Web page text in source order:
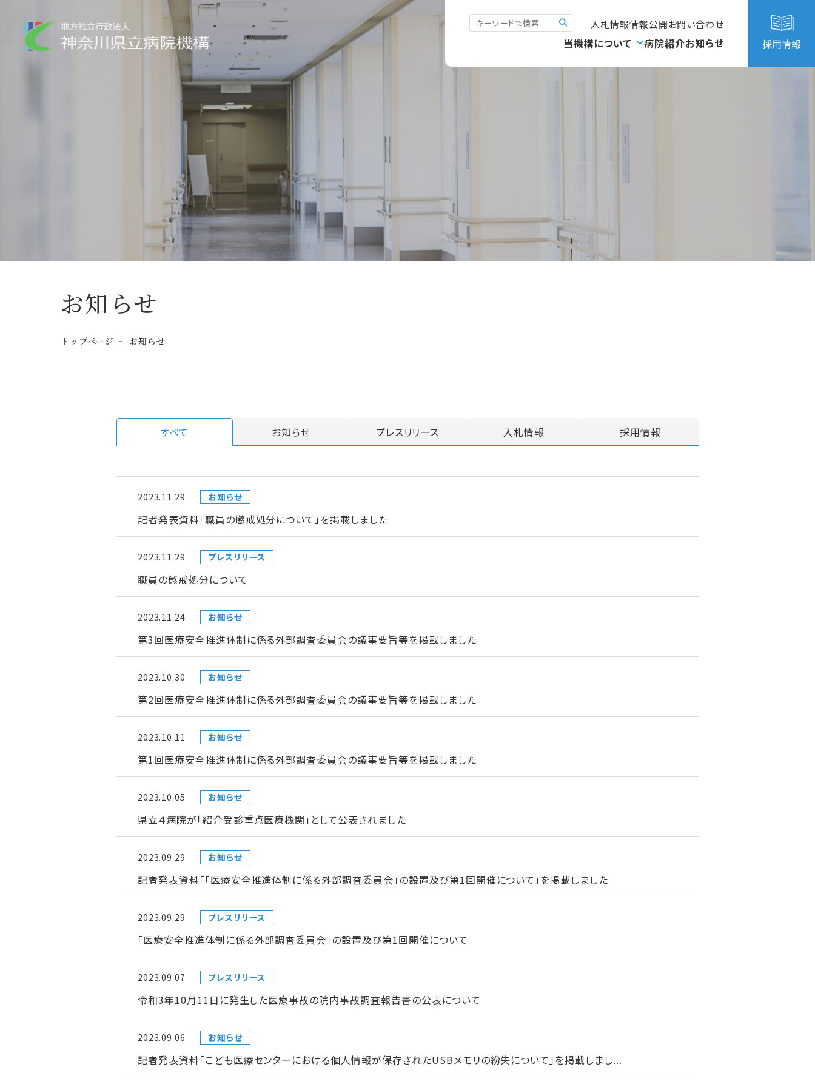
入札情報情報公開お問い合わせ
当機構について 病院紹介お知らせ 採用情報
お知らせ
トップページ お知らせ
すべて お知らせ プレスリリース 入札情報 採用情報
2023.11.29 お知らせ
記者発表資料「職員の懲戒処分について」を掲載しました
2023.11.29 プレスリリース
職員の懲戒処分について
2023.11.24 お知らせ
第3回医療安全推進体制に係る外部調査委員会の議事要旨等を掲載しました
2023.10.30 お知らせ
第2回医療安全推進体制に係る外部調査委員会の議事要旨等を掲載しました
2023.10.11 お知らせ
第1回医療安全推進体制に係る外部調査委員会の議事要旨等を掲載しました
2023.10.05 お知らせ
県立４病院が「紹介受診重点医療機関」として公表されました
2023.09.29 お知らせ
記者発表資料「「医療安全推進体制に係る外部調査委員会」の設置及び第1回開催について」を掲載しました
2023.09.29 プレスリリース
「医療安全推進体制に係る外部調査委員会」の設置及び第1回開催について
2023.09.07 プレスリリース
令和3年10月11日に発生した医療事故の院内事故調査報告書の公表について
2023.09.06 お知らせ
記者発表資料「こども医療センターにおける個人情報が保存されたUSBメモリの紛失について」を掲載しまし...